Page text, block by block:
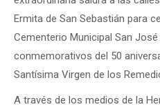
Ermita de San Sebastián para
Cementerio Municipal San
conmemorativos del 50
Santísima Virgen de los
A través de los medios de la